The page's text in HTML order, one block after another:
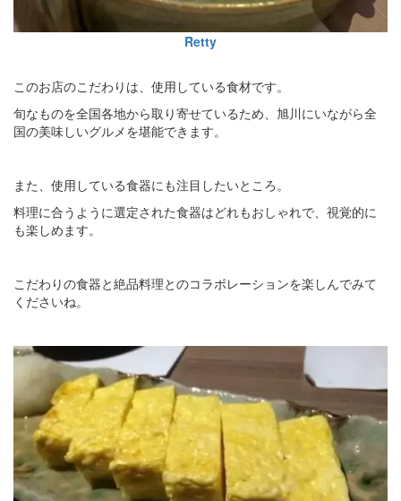
Retty
このお店のこだわりは、使用している食材です。
旬なものを全国各地から取り寄せているため、旭川にいながら全
国の美味しいグルメを堪能できます。
また、使用している食器にも注目したいところ。
料理に合うように選定された食器はどれもおしゃれで、視覚的に
も楽しめます。
こだわりの食器と絶品料理とのコラボレーションを楽しんでみて
くださいね。